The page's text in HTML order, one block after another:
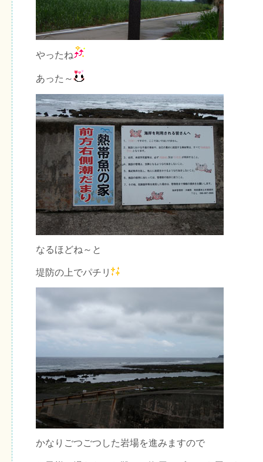
やったね
あった～
なるほどね～と
堤防の上でパチリ
かなりごつごつした岩場を進みますので